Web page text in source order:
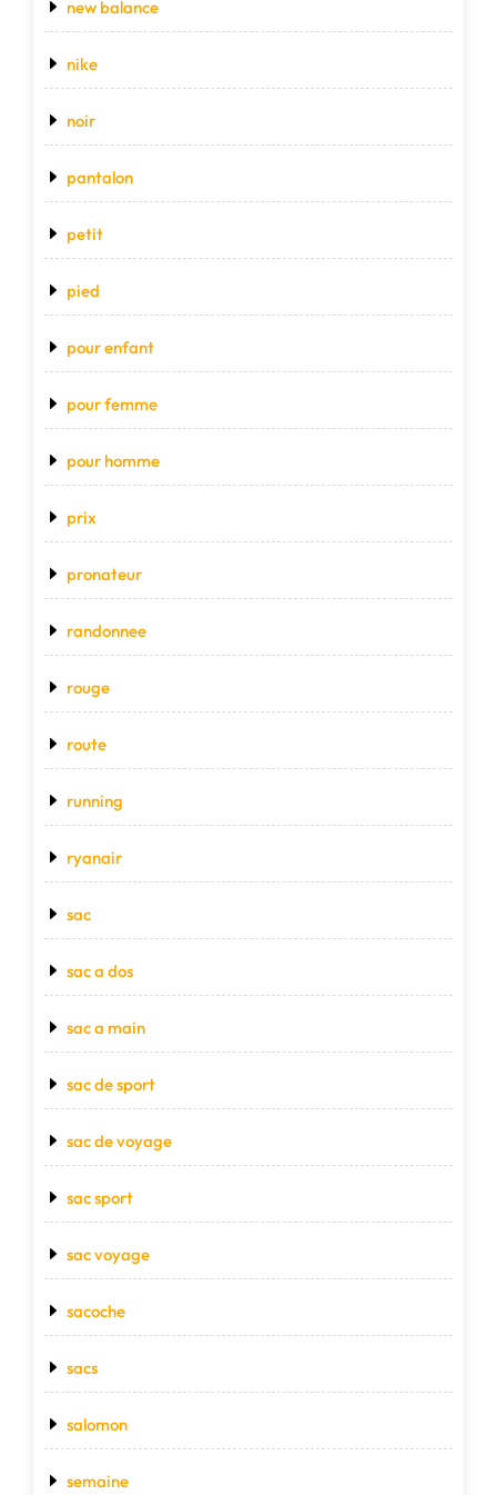
new balance
nike
noir
pantalon
petit
pied
pour enfant
pour femme
pour homme
prix
pronateur
randonnee
rouge
route
running
ryanair
sac
sac a dos
sac a main
sac de sport
sac de voyage
sac sport
sac voyage
sacoche
sacs
salomon
semaine